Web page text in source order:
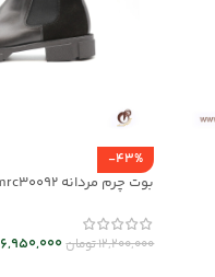
-43%
بوت چرم مردانه mrc30092
12,200,000تومان6,950,000